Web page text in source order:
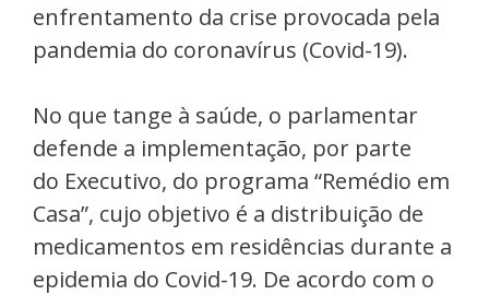
enfrentamento da crise provocada pela
pandemia do coronavírus (Covid-19).
No que tange à saúde, o parlamentar
defende a implementação, por parte
do Executivo, do programa “Remédio em
Casa”, cujo objetivo é a distribuição de
medicamentos em residências durante a
epidemia do Covid-19. De acordo com o